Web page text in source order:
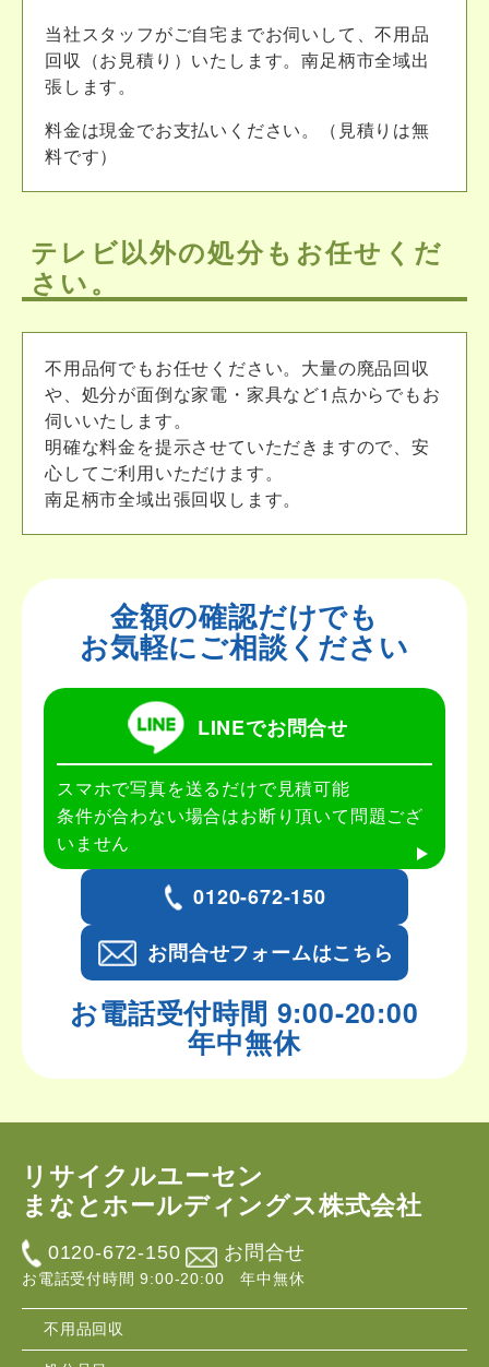
当社スタッフがご自宅までお伺いして、不用品
回収（お見積り）いたします。南足柄市全域出
張します。
料金は現金でお支払いください。（見積りは無
料です）
テレビ以外の処分もお任せくだ
さい。
不用品何でもお任せください。大量の廃品回収
や、処分が面倒な家電・家具など1点からでもお
伺いいたします。
明確な料金を提示させていただきますので、安
心してご利用いただけます。
南足柄市全域出張回収します。
金額の確認だけでも
お気軽にご相談ください
LINEでお問合せ
スマホで写真を送るだけで見積可能
条件が合わない場合はお断り頂いて問題ござ
いません
0120-672-150
お問合せフォームはこちら
お電話受付時間 9:00-20:00
年中無休
リサイクルユーセン
まなとホールディングス株式会社
0120-672-150 お問合せ
お電話受付時間 9:00-20:00 年中無休
不用品回収